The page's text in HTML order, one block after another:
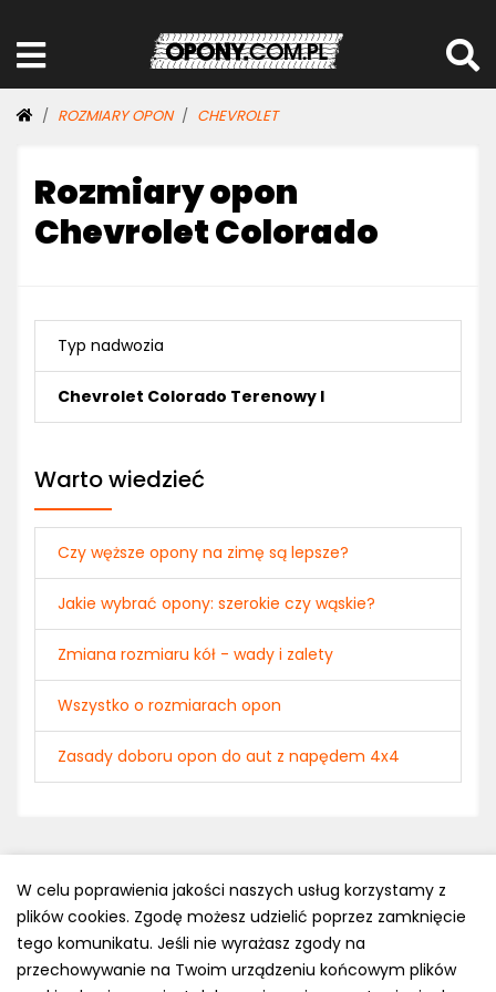
ROZMIARY OPON CHEVROLET
Rozmiary opon
Chevrolet Colorado
Typ nadwozia
Chevrolet Colorado Terenowy I
Warto wiedzieć
Czy węższe opony na zimę są lepsze?
Jakie wybrać opony: szerokie czy wąskie?
Zmiana rozmiaru kół - wady i zalety
Wszystko o rozmiarach opon
Zasady doboru opon do aut z napędem 4x4
Polityka prywatności
e-mail: kontakt@opony.com.pl
W celu poprawienia jakości naszych usług korzystamy z
plików cookies. Zgodę możesz udzielić poprzez zamknięcie
tego komunikatu. Jeśli nie wyrażasz zgody na
przechowywanie na Twoim urządzeniu końcowym plików